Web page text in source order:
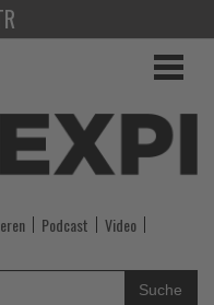
Podcast
Video
Suche